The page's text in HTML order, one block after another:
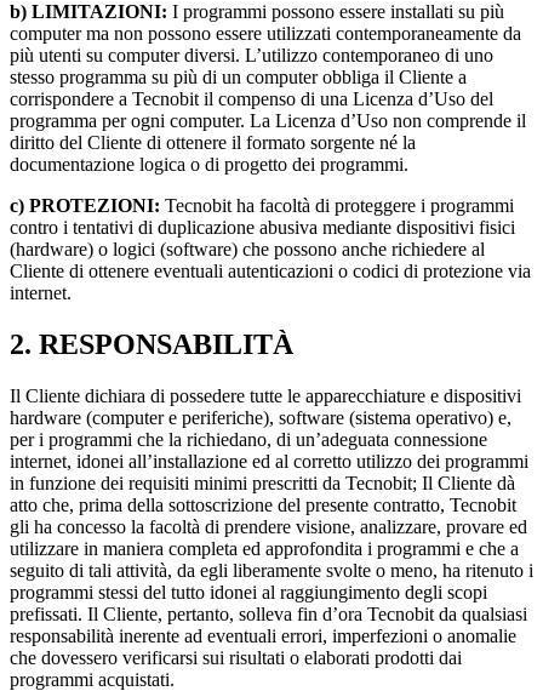
b) LIMITAZIONI: I programmi possono essere installati su più
computer ma non possono essere utilizzati contemporaneamente da
più utenti su computer diversi. L’utilizzo contemporaneo di uno
stesso programma su più di un computer obbliga il Cliente a
corrispondere a Tecnobit il compenso di una Licenza d’Uso del
programma per ogni computer. La Licenza d’Uso non comprende il
diritto del Cliente di ottenere il formato sorgente né la
documentazione logica o di progetto dei programmi.
c) PROTEZIONI: Tecnobit ha facoltà di proteggere i programmi
contro i tentativi di duplicazione abusiva mediante dispositivi fisici
(hardware) o logici (software) che possono anche richiedere al
Cliente di ottenere eventuali autenticazioni o codici di protezione via
internet.
2. RESPONSABILITÀ
Il Cliente dichiara di possedere tutte le apparecchiature e dispositivi
hardware (computer e periferiche), software (sistema operativo) e,
per i programmi che la richiedano, di un’adeguata connessione
internet, idonei all’installazione ed al corretto utilizzo dei programmi
in funzione dei requisiti minimi prescritti da Tecnobit; Il Cliente dà
atto che, prima della sottoscrizione del presente contratto, Tecnobit
gli ha concesso la facoltà di prendere visione, analizzare, provare ed
utilizzare in maniera completa ed approfondita i programmi e che a
seguito di tali attività, da egli liberamente svolte o meno, ha ritenuto i
programmi stessi del tutto idonei al raggiungimento degli scopi
prefissati. Il Cliente, pertanto, solleva fin d’ora Tecnobit da qualsiasi
responsabilità inerente ad eventuali errori, imperfezioni o anomalie
che dovessero verificarsi sui risultati o elaborati prodotti dai
programmi acquistati.